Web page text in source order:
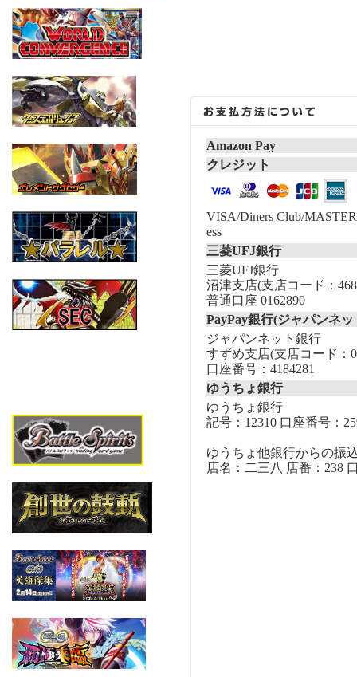
Amazon Pay
クレジット
VISA/Diners Club/
ess
三菱UFJ銀行
三菱UFJ銀行
沼津支店(支店コード：
普通口座 0162890
PayPay銀行(ジャパンネ
ジャパンネット銀行
すずめ支店(支店コード：
口座番号：4184281
ゆうちょ銀行
ゆうちょ銀行
記号：12310 口座番号：
ゆうちょ他銀行からの振
店名：二三八 店番：238